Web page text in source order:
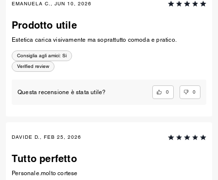
EMANUELA C., JUN 10, 2026
Prodotto utile
Estetica carica visivamente ma soprattutto comoda e pratico.
Consiglia agli amici: Si
Verified review
Questa recensione è stata utile? 0 0
DAVIDE D., FEB 25, 2026
Tutto perfetto
Personale.molto cortese